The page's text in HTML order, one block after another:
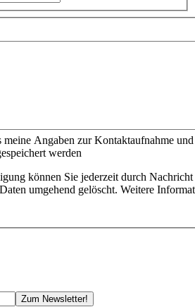
Angaben zur Kontaktaufnahme
werden
können Sie jederzeit durch
umgehend gelöscht. Weitere
Zum Newsletter!